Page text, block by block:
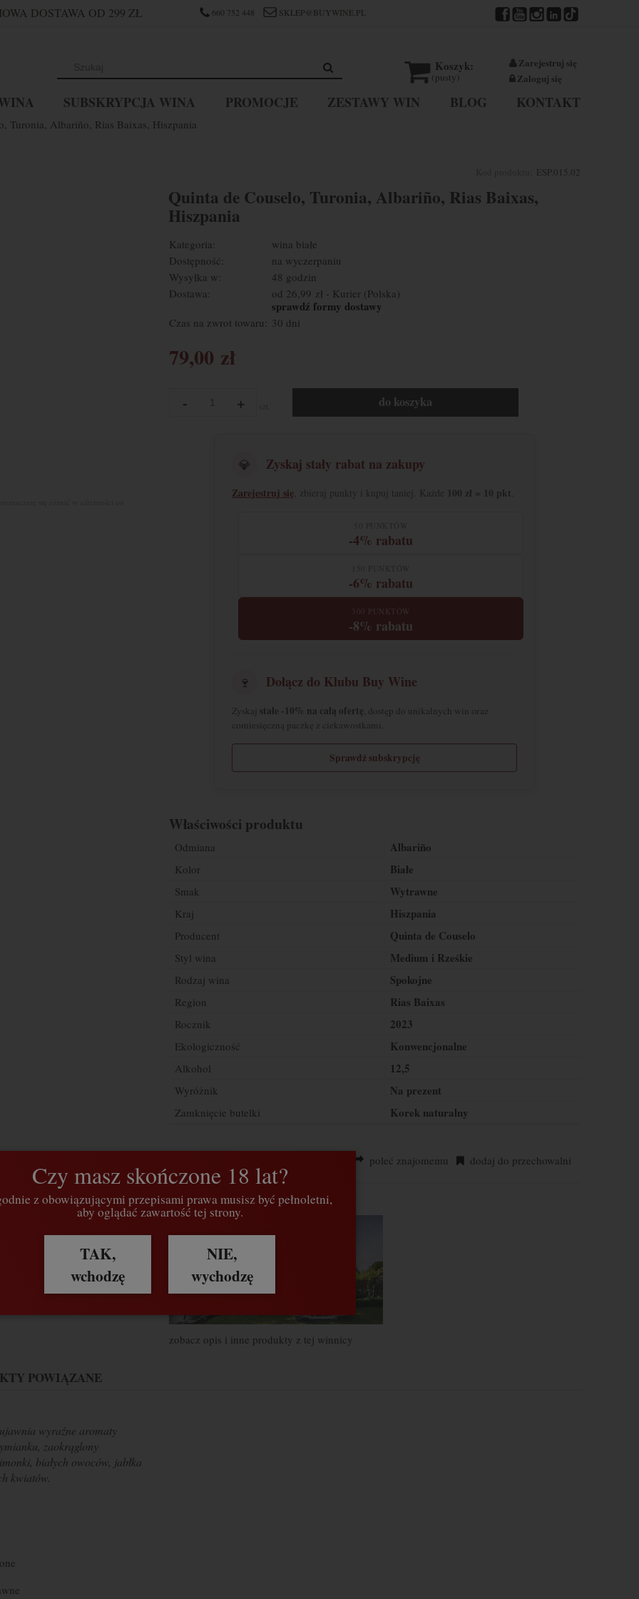
Zarejestruj się
Zaloguj się
Koszyk:
(pusty)
SUBSKRYPCJA WINA PROMOCJE ZESTAWY WIN BLOG KONTAKT
Turonia, Albariño, Rias Baixas, Hiszpania
DOSTAWA OD 299 ZŁ 660 752 448 SKLEP@BUYWINE.PL
ESP.015.02
Quinta de Couselo, Turonia, Albariño, Rias Baixas,
Hiszpania
Kategoria:
wina białe
Dostępność:
na wyczerpaniu
Wysyłka w:
48 godzin
Dostawa:
od 26,99 zł - Kurier (Polska)
sprawdź formy dostawy
Czas na zwrot towaru: 30 dni
79,00 zł
- + do koszyka
💎 Zyskaj stały rabat na zakupy
Zarejestruj się , zbieraj punkty i kupuj taniej. Każde 100 zł = 10 pkt
-4% rabatu
-6% rabatu
300 PUNKTÓW
-8% rabatu
🍷 Dołącz do Klubu Buy Wine
Zyskaj stałe -10% na całą ofertę, dostęp do unikalnych win oraz
comiesięczną paczkę z ciekawostkami.
Sprawdź subskrypcję
Właściwości produktu
Odmiana Albariño
Kolor Białe
Smak Wytrawne
Kraj Hiszpania
Producent Quinta de Couselo
Styl wina Medium i Rześkie
Rodzaj wina Spokojne
Region Rias Baixas
Rocznik 2023
Ekologiczność Konwencjonalne
Alkohol 12,5
Wyróżnik Na prezent
Zamknięcie butelki Korek naturalny
Producent: Quinta de Couselo
zobacz opis i inne produkty z tej winnicy
poleć znajomemu dodaj do przechowalni
POWIĄZANE
wyraźne aromaty
zaokrąglony
białych owoców, jabłka
kwiatów.
Czy masz skończone 18 lat?
z obowiązującymi przepisami prawa musisz być pełnoletni,
aby oglądać zawartość tej strony.
TAK,
wchodzę
NIE,
wychodzę